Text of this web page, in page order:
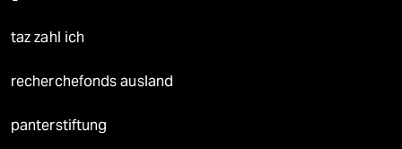
taz zahl ich
recherchefonds ausland
panterstiftung